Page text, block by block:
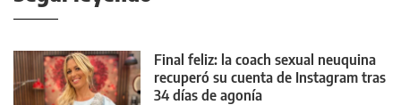
Final feliz: la coach sexual neuquina
recuperó su cuenta de Instagram tras
34 días de agonía